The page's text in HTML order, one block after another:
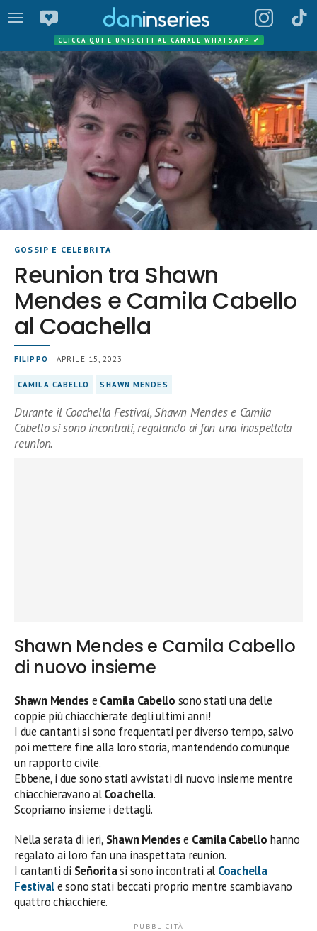
CLICCA QUI E UNISCITI AL CANALE WHATSAPP ✔
GOSSIP E CELEBRITÀ
Reunion tra Shawn
Mendes e Camila Cabello
al Coachella
FILIPPO | APRILE 15, 2023
CAMILA CABELLO SHAWN MENDES
Durante il Coachella Festival, Shawn Mendes e Camila
Cabello si sono incontrati, regalando ai fan una inaspettata
reunion.
Shawn Mendes e Camila Cabello
di nuovo insieme
Shawn Mendes e Camila Cabello sono stati una delle
coppie più chiacchierate degli ultimi anni!
I due cantanti si sono frequentati per diverso tempo, salvo
poi mettere fine alla loro storia, mantendendo comunque
un rapporto civile.
Ebbene, i due sono stati avvistati di nuovo insieme mentre
chiacchieravano alCoachella.
Scopriamo insieme i dettagli.
Nella serata di ieri, Shawn Mendese Camila Cabello hanno
regalato ai loro fan una inaspettata reunion.
I cantanti di Señoritasi sono incontrati al Coachella
Festivale sono stati beccati proprio mentre scambiavano
quattro chiacchiere.